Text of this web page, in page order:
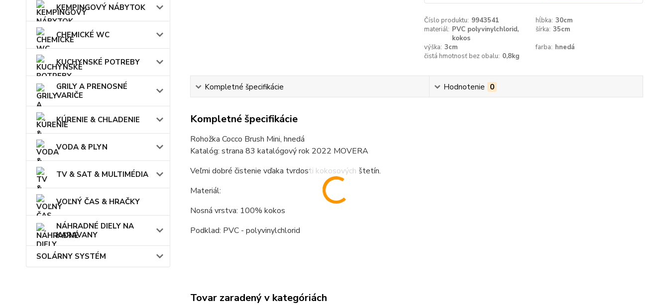
KEMPINGOVÝ NÁBYTOK
CHEMICKÉ WC
KUCHYNSKÉ POTREBY
GRILY A PRENOSNÉ
VARIČE
KÚRENIE & CHLADENIE
VODA & PLYN
TV & SAT & MULTIMÉDIA
VOĽNÝ ČAS & HRAČKY
NÁHRADNÉ DIELY NA
KARAVANY
SOLÁRNY SYSTÉM
Číslo produktu: 9943541 hĺbka: 30cm
materiál: PVC polyvinylchlorid,
kokos
šírka: 35cm
výška: 3cm farba: hnedá
čistá hmotnosť bez obalu: 0,8kg
Kompletné špecifikácie Hodnotenie 0
Kompletné špecifikácie
Rohožka Cocco Brush Mini, hnedá
Katalóg: strana 83 katalógový rok 2022 MOVERA
Veľmi dobré čistenie vďaka tvrdosti kokosových štetín.
Materiál:
Nosná vrstva: 100% kokos
Podklad: PVC - polyvinylchlorid
Tovar zaradený v kategóriách